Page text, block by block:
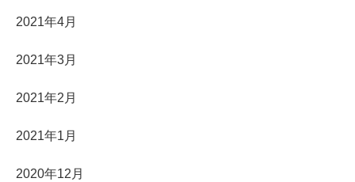
2021年4月
2021年3月
2021年2月
2021年1月
2020年12月